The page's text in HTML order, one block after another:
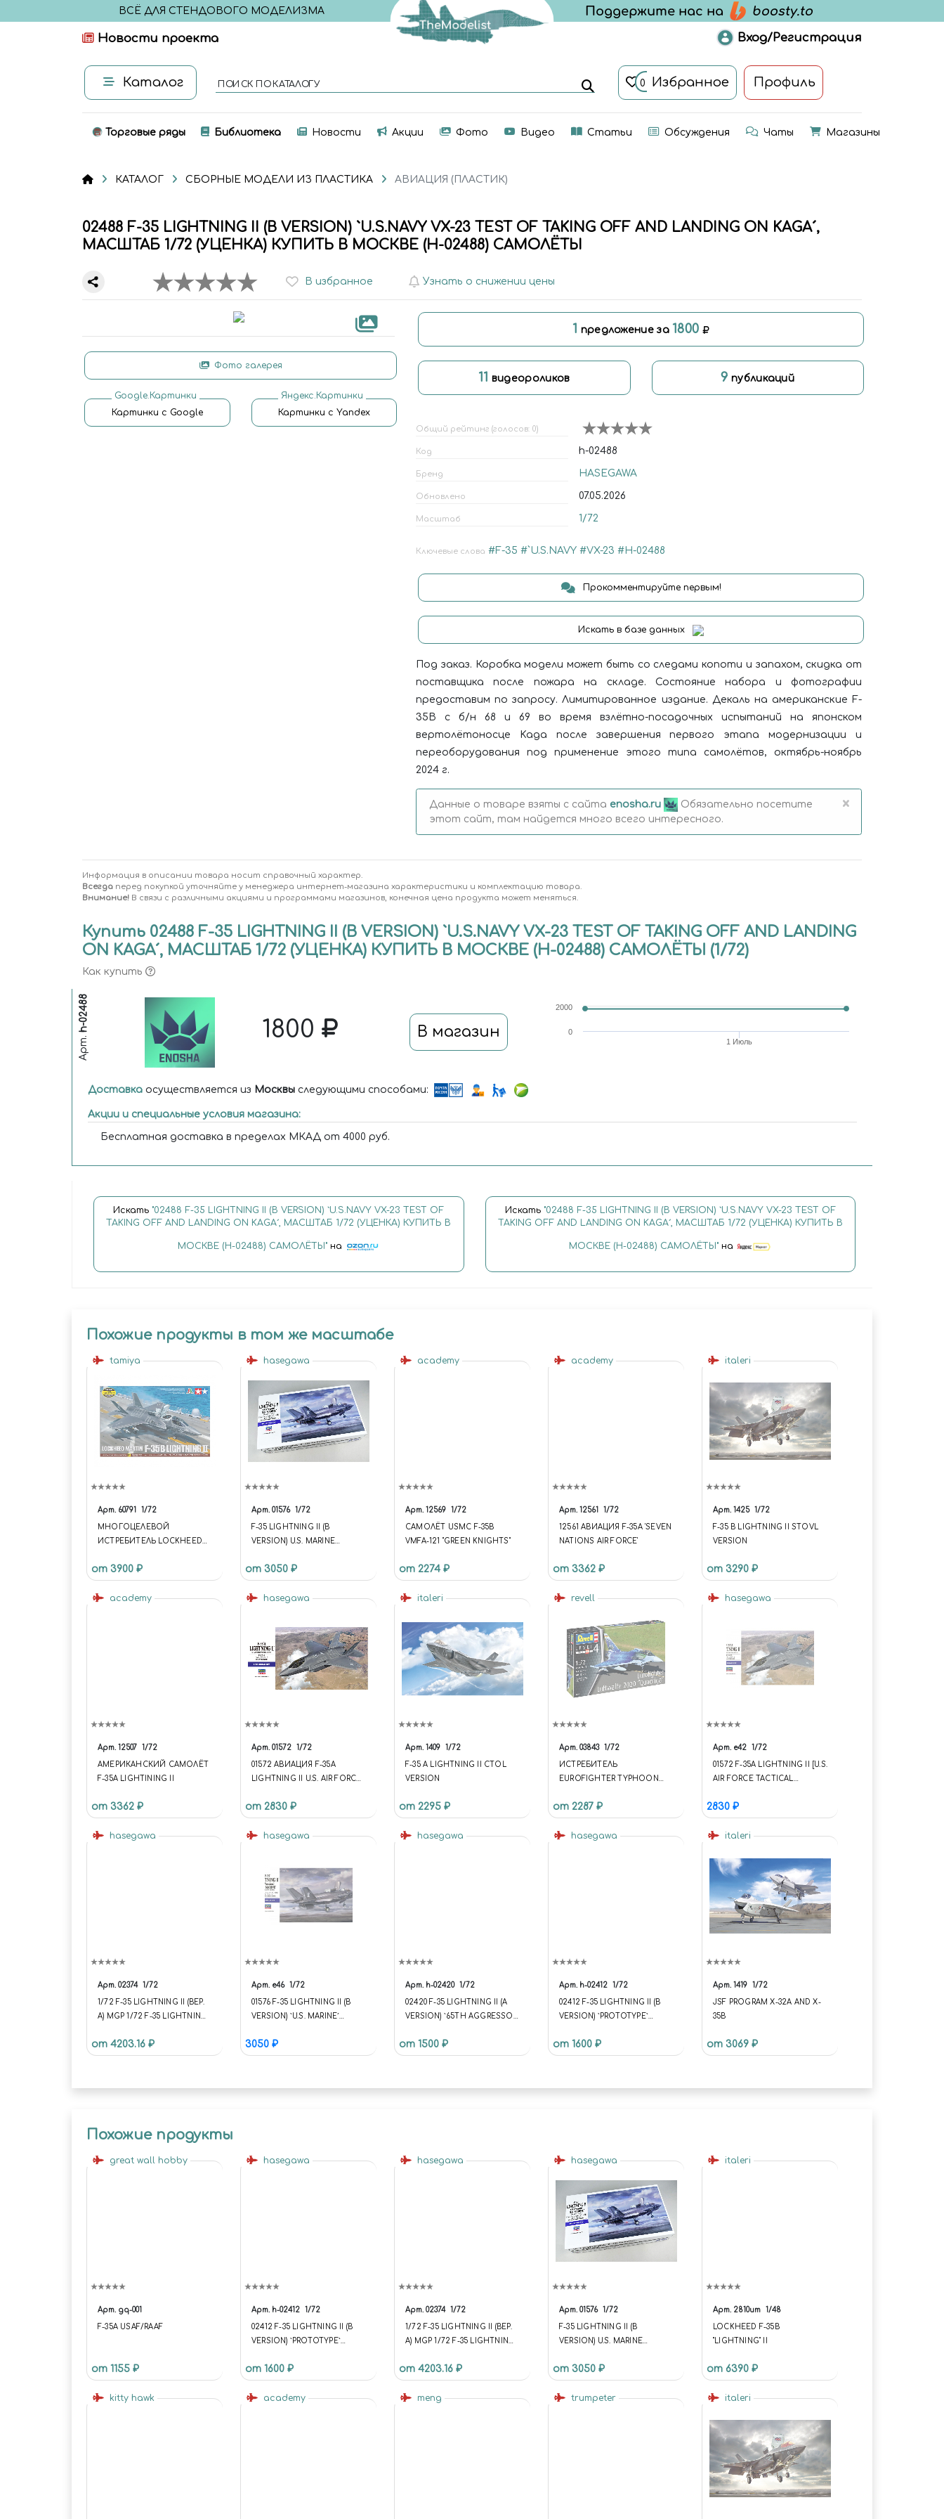
ВСЁ ДЛЯ СТЕНДОВОГО МОДЕЛИЗМА
Новости проекта Вход/Регистрация
Каталог ПОИСК ПО КАТАЛОГУ 0 Избранное Профиль
Торговые ряды Библиотека Новости Акции Фото Видео Статьи Обсуждения Чаты Магазины
КАТАЛОГ СБОРНЫЕ МОДЕЛИ ИЗ ПЛАСТИКА АВИАЦИЯ (ПЛАСТИК)
02488 F-35 LIGHTNING II (B VERSION) `U.S.NAVY VX-23 TEST OF TAKING OFF AND LANDING ON KAGA´,
МАСШТАБ 1/72 (УЦЕНКА) КУПИТЬ В МОСКВЕ (H-02488) САМОЛЁТЫ
В избранное Узнать о снижении цены
Фото галерея
Google.Картинки
Картинки с Google
Яндекс.Картинки
Картинки с Yandex
1 предложение за 1800
11 видеороликов 9 публикаций
Общий рейтинг (голосов: 0)
Код h-02488
Бренд HASEGAWA
Обновлено 07.05.2026
Масштаб 1/72
Ключевые слова #F-35 #`U.S.NAVY #VX-23 #H-02488
Прокомментируйте первым!
Искать в базе данных
Под заказ. Коробка модели может быть со следами копоти и запахом, скидка от
поставщика после пожара на складе. Состояние набора и фотографии
предоставим по запросу. Лимитированное издание. Декаль на американские F-
35B с б/н 68 и 69 во время взлётно-посадочных испытаний на японском
вертолётоносце Kaga после завершения первого этапа модернизации и
переоборудования под применение этого типа самолётов, октябрь-ноябрь
2024 г.
Данные о товаре взяты с сайта enosha.ru
Обязательно посетите
этот сайт, там найдется много всего интересного.
×
Информация в описании товара носит справочный характер.
Всегда перед покупкой уточняйте у менеджера интернет-магазина характеристики и комплектацию товара.
Внимание! В связи с различными акциями и программами магазинов, конечная цена продукта может меняться.
Купить 02488 F-35 LIGHTNING II (B VERSION) `U.S.NAVY VX-23 TEST OF TAKING OFF AND LANDING
ON KAGA´, МАСШТАБ 1/72 (УЦЕНКА) КУПИТЬ В МОСКВЕ (H-02488) САМОЛЁТЫ (1/72)
Как купить
Арт.
h-02488 1800 В магазин
1 Июль
0
2000
Доставка осуществляется из Москвы следующими способами:
Акции и специальные условия магазина:
Бесплатная доставка в пределах МКАД от 4000 руб.
Искать "02488 F-35 LIGHTNING II (B VERSION) `U.S.NAVY VX-23 TEST OF
TAKING OFF AND LANDING ON KAGA´, МАСШТАБ 1/72 (УЦЕНКА) КУПИТЬ В
МОСКВЕ (H-02488) САМОЛЁТЫ"на
Искать "02488 F-35 LIGHTNING II (B VERSION) `U.S.NAVY VX-23 TEST OF
TAKING OFF AND LANDING ON KAGA´, МАСШТАБ 1/72 (УЦЕНКА) КУПИТЬ В
МОСКВЕ (H-02488) САМОЛЁТЫ" на
Похожие продукты в том же масштабе
tamiya
Арт. 60791 1/72
МНОГОЦЕЛЕВОЙ
ИСТРЕБИТЕЛЬ LOCKHEED
(1:72)
от 3900 ₽
hasegawa
Арт. 01576 1/72
F-35 LIGHTNING II (B
VERSION) U.S. MARINE
от 3050 ₽
academy
Арт. 12569 1/72
САМОЛЁТ USMC F-35B
VMFA-121 "GREEN KNIGHTS"
от 2274 ₽
academy
Арт. 12561 1/72
12561 АВИАЦИЯ F-35A 'SEVEN
NATIONS AIR FORCE'
от 3362 ₽
italeri
Арт. 1425 1/72
F-35 B LIGHTNING II STOVL
VERSION
от 3290 ₽
academy
Арт. 12507 1/72
АМЕРИКАНСКИЙ САМОЛЁТ
F-35A LIGHTINING II
от 3362 ₽
hasegawa
Арт. 01572 1/72
01572 АВИАЦИЯ F-35A
LIGHTNING II U.S. AIR FORCE
от 2830 ₽
italeri
Арт. 1409 1/72
F-35 A LIGHTNING II CTOL
VERSION
от 2295 ₽
revell
Арт. 03843 1/72
ИСТРЕБИТЕЛЬ
EUROFIGHTER TYPHOON
от 2287 ₽
hasegawa
Арт. e42 1/72
01572 F-35A LIGHTNING II [U.S.
AIR FORCE TACTICAL
АВИАЦИЯ 1/72 (ПОД ЗАКАЗ)
2830 ₽
hasegawa
Арт. 02374 1/72
1/72 F-35 LIGHTNING II (ВЕР.
A) MGP 1/72 F-35 LIGHTNING
от 4203.16 ₽
hasegawa
Арт. e46 1/72
01576 F-35 LIGHTNING II (B
VERSION) `U.S. MARINE´
1/72 HASEGAWA АВИАЦИЯ
1/72 (ПОД ЗАКАЗ)
3050 ₽
hasegawa
Арт. h-02420 1/72
02420 F-35 LIGHTNING II (A
VERSION) `65TH AGGRESSOR
EDITION) 1/72 (УЦЕНКА)
КУПИТЬ В МОСКВЕ (H-02420)
от 1500 ₽
hasegawa
Арт. h-02412 1/72
02412 F-35 LIGHTNING II (B
VERSION) `PROTOTYPE`
(УЦЕНКА) КУПИТЬ В
МОСКВЕ (H-02412)
от 1600 ₽
italeri
Арт. 1419 1/72
JSF PROGRAM X-32A AND X-
35B
от 3069 ₽
Похожие продукты
great wall hobby
Арт. gq-001
F-35A USAF/RAAF
от 1155 ₽
hasegawa
Арт. h-02412 1/72
02412 F-35 LIGHTNING II (B
VERSION) `PROTOTYPE`
(УЦЕНКА) КУПИТЬ В
МОСКВЕ (H-02412)
САМОЛЁТЫ
от 1600 ₽
hasegawa
Арт. 02374 1/72
1/72 F-35 LIGHTNING II (ВЕР.
A) MGP 1/72 F-35 LIGHTNING
от 4203.16 ₽
hasegawa
Арт. 01576 1/72
F-35 LIGHTNING II (B
VERSION) U.S. MARINE
от 3050 ₽
italeri
Арт. 2810ит 1/48
LOCKHEED F-35B
"LIGHTNING" II
от 6390 ₽
kitty hawk academy meng trumpeter italeri